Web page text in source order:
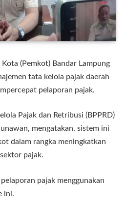
(Pemkot) Bandar Lampung
tata kelola pajak daerah
pelaporan pajak.
Pajak dan Retribusi (BPPRD)
mengatakan, sistem ini
dalam rangka meningkatkan
pajak.
pajak menggunakan
ini.